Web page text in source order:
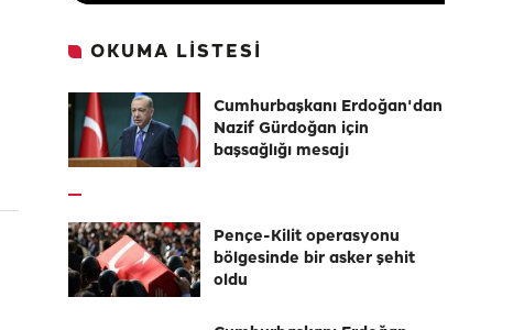
OKUMA LİSTESİ
Cumhurbaşkanı Erdoğan'dan
Nazif Gürdoğan için
başsağlığı mesajı
Pençe-Kilit operasyonu
bölgesinde bir asker şehit
oldu